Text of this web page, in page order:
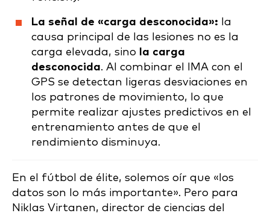
La señal de «carga desconocida»: la
causa principal de las lesiones no es la
carga elevada, sino
la carga
desconocida. Al combinar el IMA con el
GPS se detectan ligeras desviaciones en
los patrones de movimiento, lo que
permite realizar ajustes predictivos en el
entrenamiento antes de que el
rendimiento disminuya.
En el fútbol de élite, solemos oír que «los
datos son lo más importante». Pero para
Niklas Virtanen, director de ciencias del